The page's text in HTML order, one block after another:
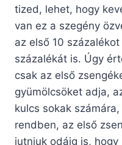
tized, lehet, hogy
van ez a szegény
az első 10
százalékát is. Úgy
csak az első
gyümölcsöket adja,
kulcs sokak
rendben, az első
jutniuk odáig is, hogy